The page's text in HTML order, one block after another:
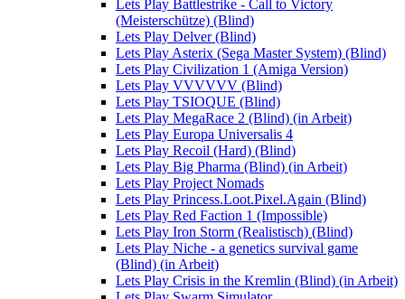
Lets Play Battlestrike - Call to Victory
(Meisterschütze) (Blind)
Lets Play Delver (Blind)
Lets Play Asterix (Sega Master System) (Blind)
Lets Play Civilization 1 (Amiga Version)
Lets Play VVVVVV (Blind)
Lets Play TSIOQUE (Blind)
Lets Play MegaRace 2 (Blind) (in Arbeit)
Lets Play Europa Universalis 4
Lets Play Recoil (Hard) (Blind)
Lets Play Big Pharma (Blind) (in Arbeit)
Lets Play Project Nomads
Lets Play Princess.Loot.Pixel.Again (Blind)
Lets Play Red Faction 1 (Impossible)
Lets Play Iron Storm (Realistisch) (Blind)
Lets Play Niche - a genetics survival game
(Blind) (in Arbeit)
Lets Play Crisis in the Kremlin (Blind) (in Arbeit)